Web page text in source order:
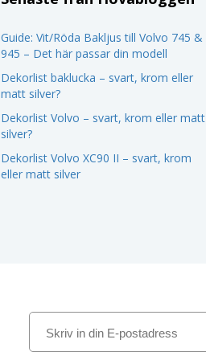
Guide: Vit/Röda Bakljus till Volvo 745 &
945 – Det här passar din modell
Dekorlist baklucka – svart, krom eller
matt silver?
Dekorlist Volvo – svart, krom eller matt
silver?
Dekorlist Volvo XC90 II – svart, krom
eller matt silver